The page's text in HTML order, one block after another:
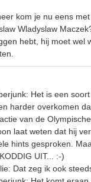
kom je nu eens
Wladyslaw
hebt, hij moet wel
Het is een
harder overkomen
van de
laat weten dat hij
hints gesproken.
UIT... :-)
Dat zeg ik ook